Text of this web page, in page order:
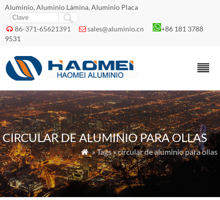
Aluminio, Aluminio Lámina, Aluminio Placa
 86-371-65621391  sales@aluminio.cn
+86 181 3788
9531
CIRCULAR DE ALUMINIO PARA OLLAS
 » Tags » circular de aluminio para ollas